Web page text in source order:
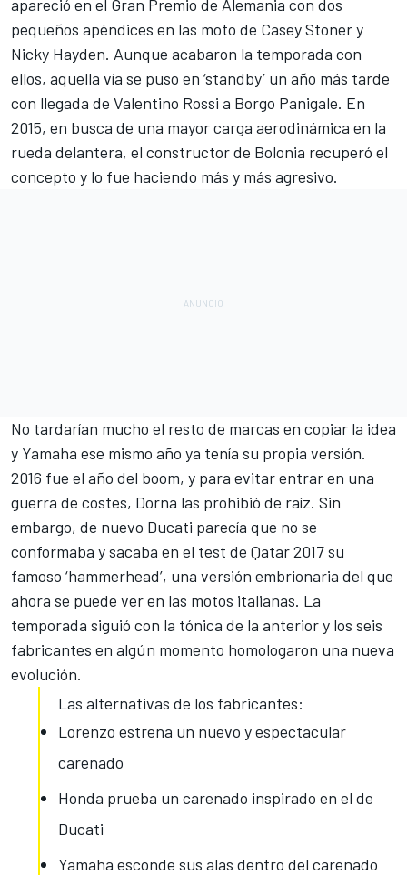
apareció en el Gran Premio de Alemania con dos
pequeños apéndices en las moto de Casey Stoner y
Nicky Hayden. Aunque acabaron la temporada con
ellos, aquella vía se puso en ‘standby’ un año más tarde
con llegada de Valentino Rossi a Borgo Panigale. En
2015, en busca de una mayor carga aerodinámica en la
rueda delantera, el constructor de Bolonia recuperó el
concepto y lo fue haciendo más y más agresivo.
No tardarían mucho el resto de marcas en copiar la idea
y Yamaha ese mismo año ya tenía su propia versión.
2016 fue el año del boom, y para evitar entrar en una
guerra de costes, Dorna las prohibió de raíz. Sin
embargo, de nuevo Ducati parecía que no se
conformaba y sacaba en el test de Qatar 2017 su
famoso ‘hammerhead’, una versión embrionaria del que
ahora se puede ver en las motos italianas. La
temporada siguió con la tónica de la anterior y los seis
fabricantes en algún momento homologaron una nueva
evolución.
Las alternativas de los fabricantes:
Lorenzo estrena un nuevo y espectacular
carenado
Honda prueba un carenado inspirado en el de
Ducati
Yamaha esconde sus alas dentro del carenado